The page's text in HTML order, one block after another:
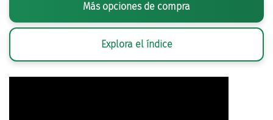
Más opciones de compra
Explora el índice